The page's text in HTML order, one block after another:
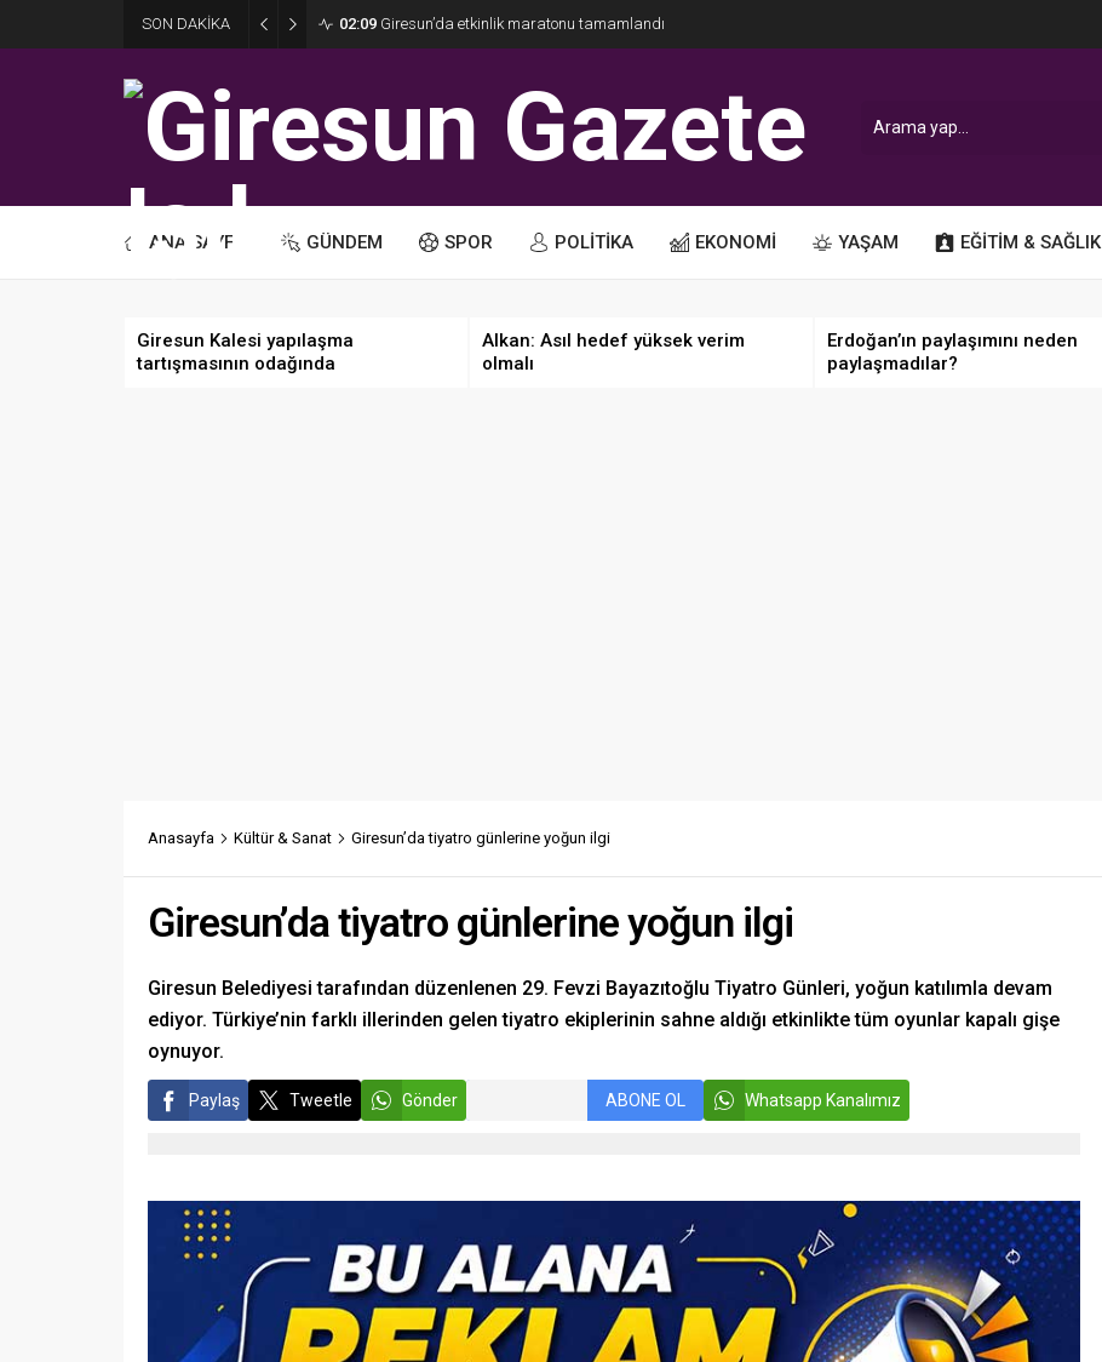
SON DAKİKA 02:09 Giresun’da etkinlik maratonu tamamlandı
ANA SAYFA GÜNDEM SPOR POLİTİKA EKONOMİ YAŞAM EĞİTİM & SAĞLIK
Giresun Kalesi yapılaşma
tartışmasının odağında
Alkan: Asıl hedef yüksek verim
olmalı
Erdoğan’ın paylaşımını neden
paylaşmadılar?
Anasayfa Kültür & Sanat Giresun’da tiyatro günlerine yoğun ilgi
Giresun’da tiyatro günlerine yoğun ilgi
Giresun Belediyesi tarafından düzenlenen 29. Fevzi Bayazıtoğlu Tiyatro Günleri, yoğun katılımla devam
ediyor. Türkiye’nin farklı illerinden gelen tiyatro ekiplerinin sahne aldığı etkinlikte tüm oyunlar kapalı gişe
oynuyor.
Paylaş Tweetle Gönder ABONE OL Whatsapp Kanalımız